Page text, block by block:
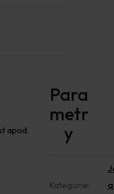
apod.
Kategorie: